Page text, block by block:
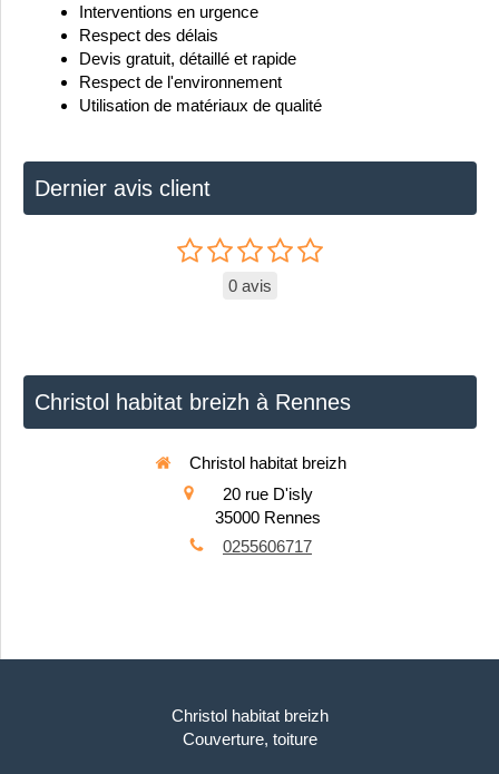
Interventions en urgence
Respect des délais
Devis gratuit, détaillé et rapide
Respect de l'environnement
Utilisation de matériaux de qualité
Dernier avis client
0 avis
Christol habitat breizh à Rennes
Christol habitat breizh
20 rue D'isly
35000 Rennes
0255606717
Christol habitat breizh
Couverture, toiture